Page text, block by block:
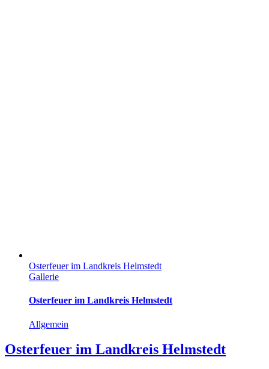
Osterfeuer im Landkreis Helmstedt
Gallerie
Osterfeuer im Landkreis Helmstedt
Allgemein
Osterfeuer im Landkreis Helmstedt